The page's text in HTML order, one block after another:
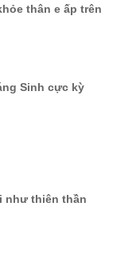
thân e ấp trên
Sinh cực kỳ
như thiên thần